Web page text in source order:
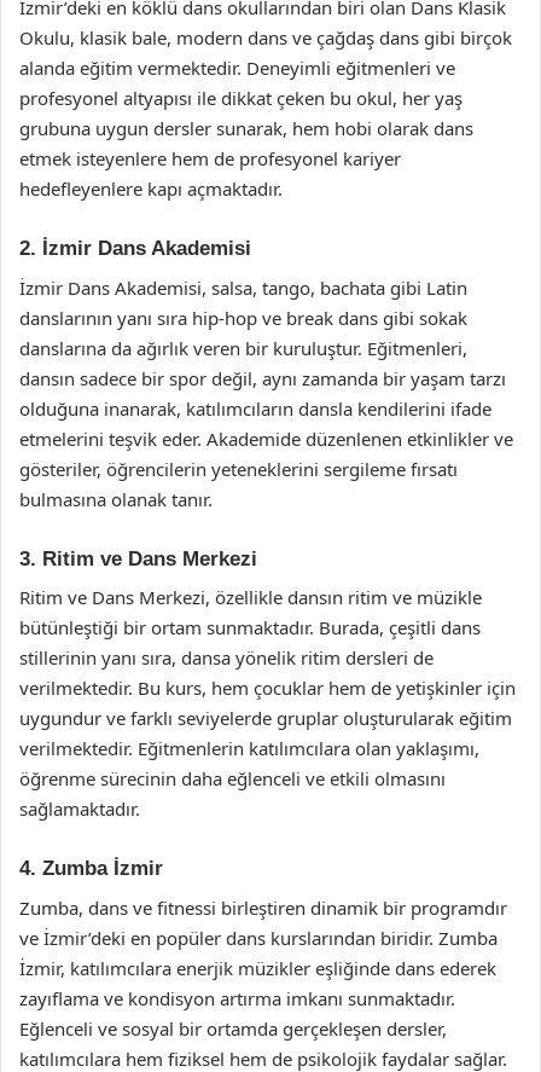
İzmir’deki en köklü dans okullarından biri olan Dans Klasik
Okulu, klasik bale, modern dans ve çağdaş dans gibi birçok
alanda eğitim vermektedir. Deneyimli eğitmenleri ve
profesyonel altyapısı ile dikkat çeken bu okul, her yaş
grubuna uygun dersler sunarak, hem hobi olarak dans
etmek isteyenlere hem de profesyonel kariyer
hedefleyenlere kapı açmaktadır.
2. İzmir Dans Akademisi
İzmir Dans Akademisi, salsa, tango, bachata gibi Latin
danslarının yanı sıra hip-hop ve break dans gibi sokak
danslarına da ağırlık veren bir kuruluştur. Eğitmenleri,
dansın sadece bir spor değil, aynı zamanda bir yaşam tarzı
olduğuna inanarak, katılımcıların dansla kendilerini ifade
etmelerini teşvik eder. Akademide düzenlenen etkinlikler ve
gösteriler, öğrencilerin yeteneklerini sergileme fırsatı
bulmasına olanak tanır.
3. Ritim ve Dans Merkezi
Ritim ve Dans Merkezi, özellikle dansın ritim ve müzikle
bütünleştiği bir ortam sunmaktadır. Burada, çeşitli dans
stillerinin yanı sıra, dansa yönelik ritim dersleri de
verilmektedir. Bu kurs, hem çocuklar hem de yetişkinler için
uygundur ve farklı seviyelerde gruplar oluşturularak eğitim
verilmektedir. Eğitmenlerin katılımcılara olan yaklaşımı,
öğrenme sürecinin daha eğlenceli ve etkili olmasını
sağlamaktadır.
4. Zumba İzmir
Zumba, dans ve fitnessi birleştiren dinamik bir programdır
ve İzmir’deki en popüler dans kurslarından biridir. Zumba
İzmir, katılımcılara enerjik müzikler eşliğinde dans ederek
zayıflama ve kondisyon artırma imkanı sunmaktadır.
Eğlenceli ve sosyal bir ortamda gerçekleşen dersler,
katılımcılara hem fiziksel hem de psikolojik faydalar sağlar.